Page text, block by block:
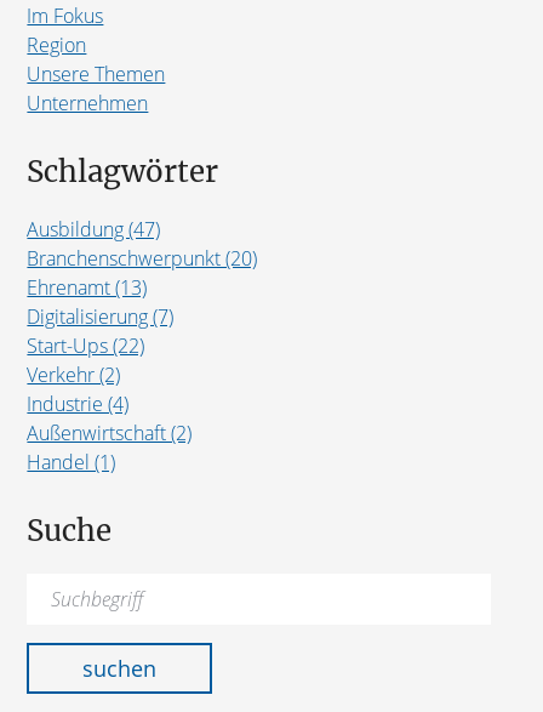
Im Fokus
Region
Unsere Themen
Unternehmen
Schlagwörter
Ausbildung (47)
Branchenschwerpunkt (20)
Ehrenamt (13)
Digitalisierung (7)
Start-Ups (22)
Verkehr (2)
Industrie (4)
Außenwirtschaft (2)
Handel (1)
Suche
Suchen
suchen